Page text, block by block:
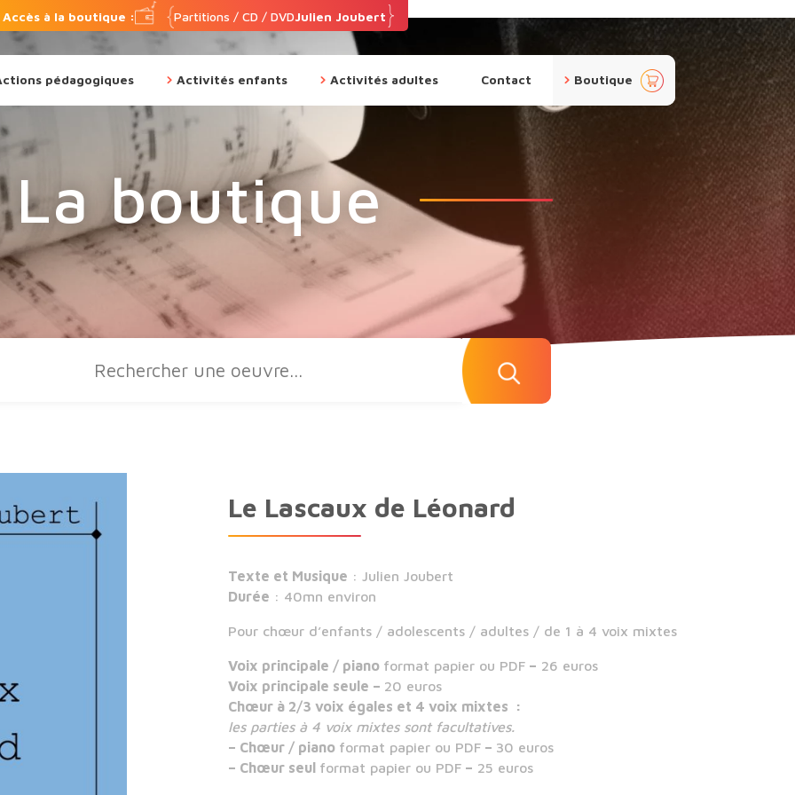
Accès à la boutique : Partitions / CD / DVDJulien Joubert
pédagogiques Activités enfants Activités adultes Contact Boutique pan
ier
La boutique
Le Lascaux de Léonard
Texte et Musique : Julien Joubert
Durée : 40mn environ
Pour chœur d’enfants / adolescents / adultes / de 1 à 4 voix mixtes
Voix principale / piano format papier ou PDF – 26 euros
Voix principale seule – 20 euros
Chœur à 2/3 voix égales et 4 voix mixtes :
les parties à 4 voix mixtes sont facultatives.
– Chœur / piano format papier ou PDF – 30 euros
– Chœur seul format papier ou PDF – 25 euros